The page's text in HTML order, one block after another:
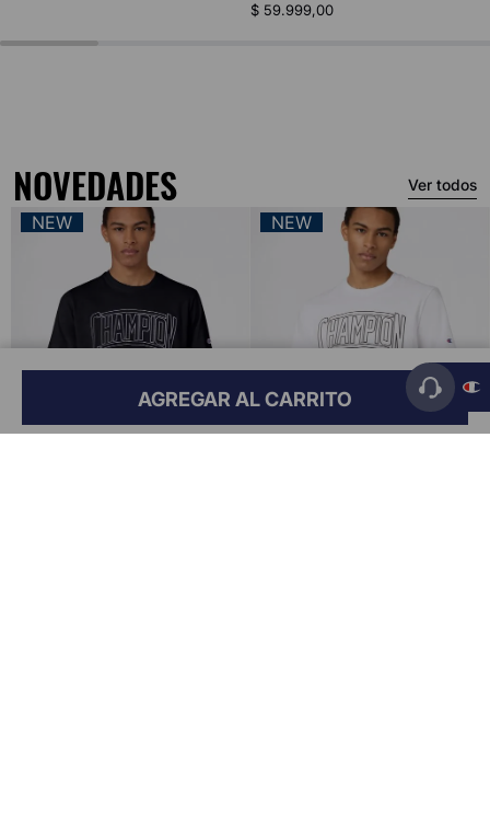
AGREGAR AL CARRITO
$ 59.999,00
NOVEDADES Ver todos
NEW NEW